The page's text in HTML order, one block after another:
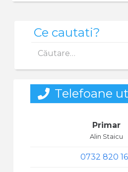
Ce cautati?
după:
Telefoane
Primar
Alin Staicu
0732 820